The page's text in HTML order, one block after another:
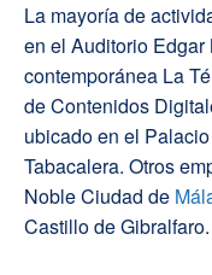
La mayoría de
en el Auditorio
contemporánea La
de Contenidos
ubicado en el
Tabacalera. Otros
Noble Ciudad de
Castillo de Gibralfaro.